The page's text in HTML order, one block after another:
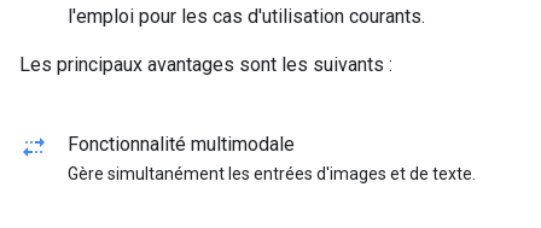
l'emploi pour les cas d'utilisation courants.
Les principaux avantages sont les suivants :
multiple_stop Fonctionnalité multimodale
Gère simultanément les entrées d'images et de texte.